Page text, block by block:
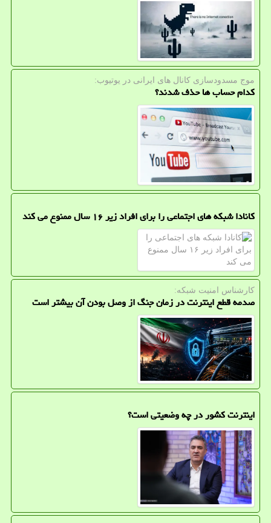
موج مسدودسازی كانال های ایرانی در یوتیوب:
کدام حساب ها حذف شدند؟
کانادا شبکه های اجتماعی را برای افراد زیر ۱۶ سال ممنوع می کند
كارشناس امنیت شبكه:
صدمه قطع اینترنت در زمان جنگ از وصل بودن آن بیشتر است
اینترنت کشور در چه وضعیتی است؟